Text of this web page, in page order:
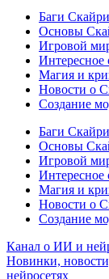
Баги
Основы
Игровой
Магия и
Новости о
Создание
Баги
Основы
Игровой
Магия и
Новости о
Создание
Канал о ИИ и
Новинки,
нейросетях